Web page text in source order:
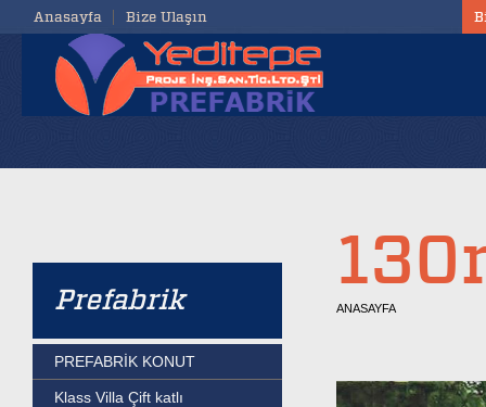
Anasayfa Bize Ulaşın
Prefabrik
PREFABRİK KONUT
Klass Villa Çift katlı
ANASAYFA